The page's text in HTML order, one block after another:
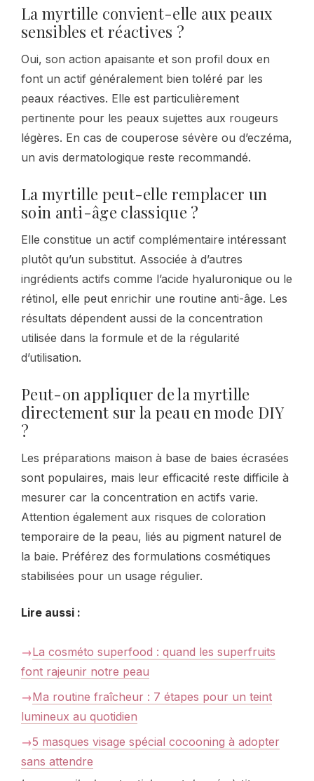
La myrtille convient-elle aux peaux
sensibles et réactives ?
Oui, son action apaisante et son profil doux en
font un actif généralement bien toléré par les
peaux réactives. Elle est particulièrement
pertinente pour les peaux sujettes aux rougeurs
légères. En cas de couperose sévère ou d’eczéma,
un avis dermatologique reste recommandé.
La myrtille peut-elle remplacer un
soin anti-âge classique ?
Elle constitue un actif complémentaire intéressant
plutôt qu’un substitut. Associée à d’autres
ingrédients actifs comme l’acide hyaluronique ou le
rétinol, elle peut enrichir une routine anti-âge. Les
résultats dépendent aussi de la concentration
utilisée dans la formule et de la régularité
d’utilisation.
Peut-on appliquer de la myrtille
directement sur la peau en mode DIY
?
Les préparations maison à base de baies écrasées
sont populaires, mais leur efficacité reste difficile à
mesurer car la concentration en actifs varie.
Attention également aux risques de coloration
temporaire de la peau, liés au pigment naturel de
la baie. Préférez des formulations cosmétiques
stabilisées pour un usage régulier.
Lire aussi :
La cosméto superfood : quand les superfruits
font rajeunir notre peau
Ma routine fraîcheur : 7 étapes pour un teint
lumineux au quotidien
5 masques visage spécial cocooning à adopter
sans attendre